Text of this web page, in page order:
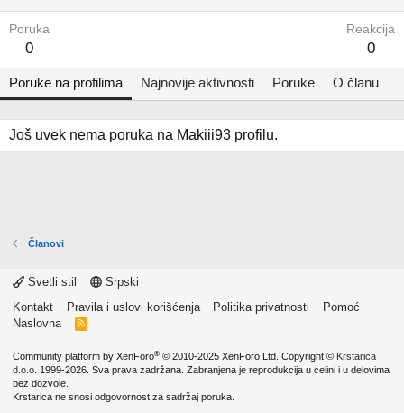
Poruka
0
Reakcija
0
Poruke na profilima Najnovije aktivnosti Poruke O članu
Još uvek nema poruka na Makiii93 profilu.
Članovi
Svetli stil
Srpski
Kontakt
Pravila i uslovi korišćenja Politika privatnosti
Pomoć
Naslovna
R
Community platform by XenForo® © 2010-2025 XenForo Ltd. Copyright © Krstarica
d.o.o. 1999-2026. Sva prava zadržana. Zabranjena je reprodukcija u celini i u delovima
bez dozvole.
Krstarica ne snosi odgovornost za sadržaj poruka.